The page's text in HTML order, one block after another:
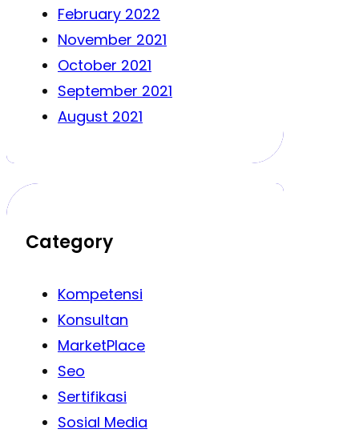
February 2022
November 2021
October 2021
September 2021
August 2021
Category
Kompetensi
Konsultan
MarketPlace
Seo
Sertifikasi
Sosial Media